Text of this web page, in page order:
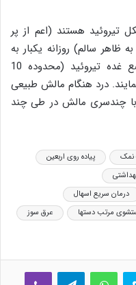
تیروئید هستند (اعم از پر
ظاهر سالم) روزانه یکبار به
مدت 5 دقیقه نسبت به مالش موضع غده تیروئید (محدوده 10
درد هنگام مالش طبیعی
چندسری مالش در طی چند
نمک
پیاده روی اربعین
درمان سریع اسهال
مرتب دستها
عرق سوز
اسکایپ واتس آپ